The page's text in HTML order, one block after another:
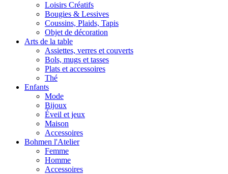
Loisirs Créatifs
Bougies & Lessives
Coussins, Plaids, Tapis
Objet de décoration
Arts de la table
Assiettes, verres et couverts
Bols, mugs et tasses
Plats et accessoires
Thé
Enfants
Mode
Bijoux
Éveil et jeux
Maison
Accessoires
Bohmen l'Atelier
Femme
Homme
Accessoires